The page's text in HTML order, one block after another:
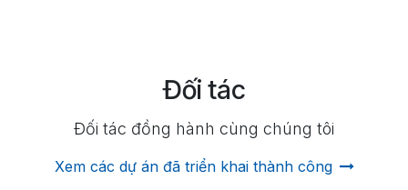
Đối tác
Đối tác đồng hành cùng chúng tôi
Xem các dự án đã triển khai thành công